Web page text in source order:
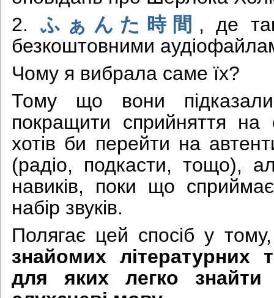
2. ふぁんた時間 , де
безкоштовними
Чому я вибрала саме їх?
Тому що вони
покращити сприйняття
хотів би перейти на
(радіо, подкасти, тощо),
навиків, поки що
набір звуків.
Полягає цей спосіб у
знайомих літературних
для яких легко